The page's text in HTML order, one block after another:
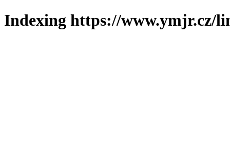
Indexing https://www.ymjr.cz/